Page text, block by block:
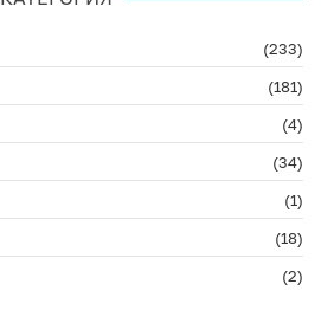
(233)
(181)
(4)
(34)
(1)
(18)
(2)